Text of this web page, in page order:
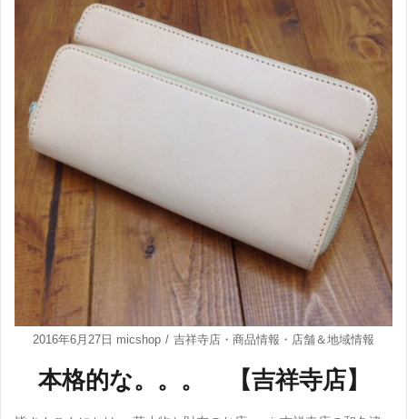
2016年6月27日 micshop 吉祥寺店 ・ 商品情報 ・ 店舗＆地域情報
本格的な。。。 【吉祥寺店】